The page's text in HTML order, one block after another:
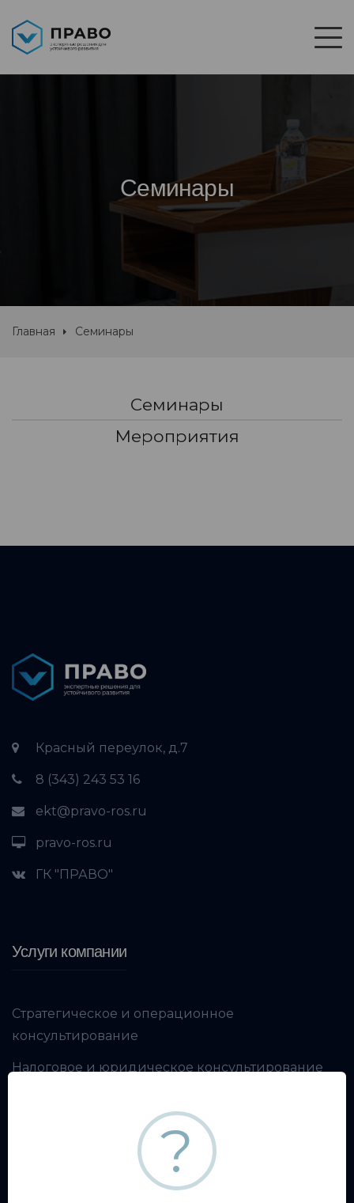
Семинары
Главная Семинары
Семинары
Мероприятия
Красный переулок, д.7
8 (343) 243 53 16
ekt@pravo-ros.ru
pravo-ros.ru
ГК "ПРАВО"
Услуги компании
Стратегическое и операционное
консультирование
Налоговое и юридическое консультирование
Производственная безопасность
Образовательный центр
Кадровое консультирование
?